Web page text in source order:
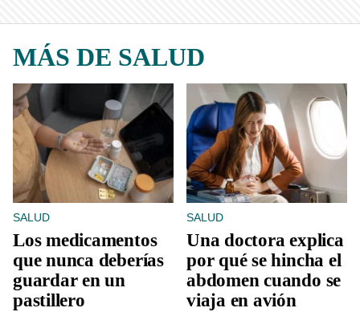
MÁS DE SALUD
SALUD
Los medicamentos
que nunca deberías
guardar en un
pastillero
SALUD
Una doctora explica
por qué se hincha el
abdomen cuando se
viaja en avión